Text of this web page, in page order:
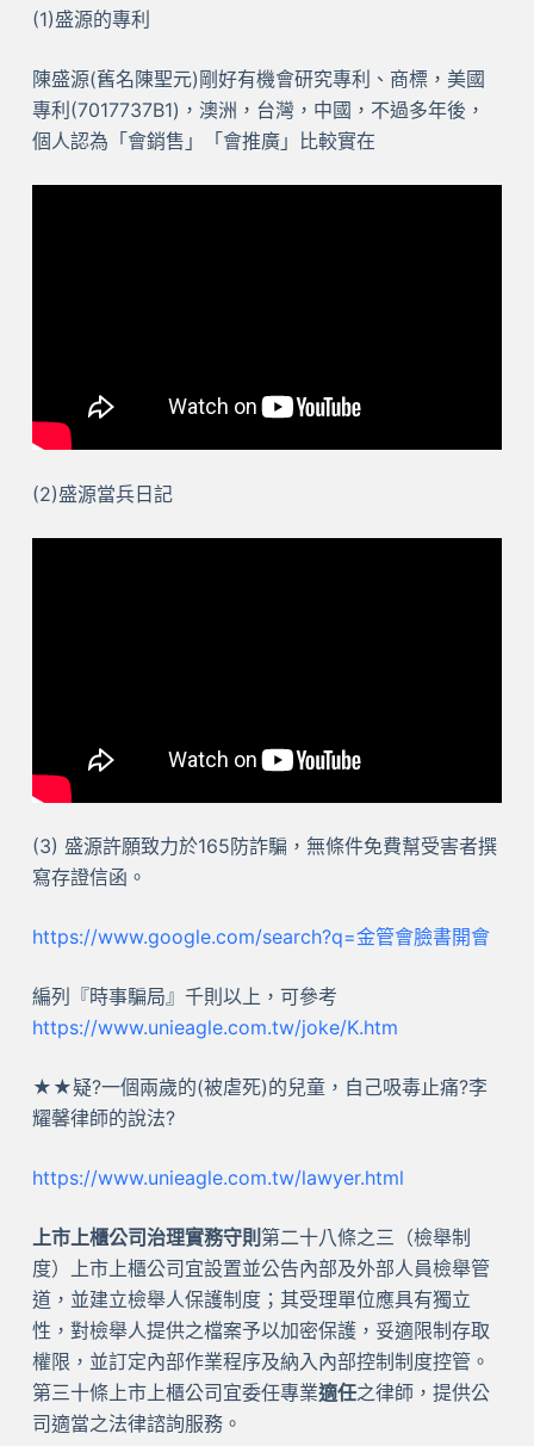
(1)盛源的專利
陳盛源(舊名陳聖元)剛好有機會研究專利、商標，美國
專利(7017737B1)，澳洲，台灣，中國，不過多年後，
個人認為「會銷售」「會推廣」比較實在
(2)盛源當兵日記
(3) 盛源許願致力於165防詐騙，無條件免費幫受害者撰
寫存證信函。
https://www.google.com/search?q=金管會臉書開會
編列『時事騙局』千則以上，可參考
https://www.unieagle.com.tw/joke/K.htm
★★疑?一個兩歲的(被虐死)的兒童，自己吸毒止痛?李
耀馨律師的說法?
https://www.unieagle.com.tw/lawyer.html
上市上櫃公司治理實務守則 第二十八條之三（檢舉制
度）上市上櫃公司宜設置並公告內部及外部人員檢舉管
道，並建立檢舉人保護制度；其受理單位應具有獨立
性，對檢舉人提供之檔案予以加密保護，妥適限制存取
權限，並訂定內部作業程序及納入內部控制制度控管。
第三十條上市上櫃公司宜委任專業適任之律師，提供公
司適當之法律諮詢服務。